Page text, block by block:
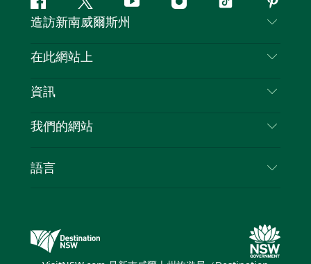
Facebook嘰
嘰
喳
Youtube Instagram
抖
造訪新南威爾斯州
聯絡我們
隱私
Cookie 通知
在此網站上
目的地
新南威爾斯州公路旅行
活動
資訊
旅行資訊
新南威爾斯的商業
我們的網站
新南威爾士州旅遊局（Destination NSW）媒體中
語言